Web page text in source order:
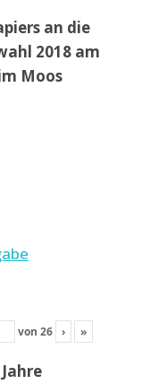
an die
2018 am
Moos
von 26 › »